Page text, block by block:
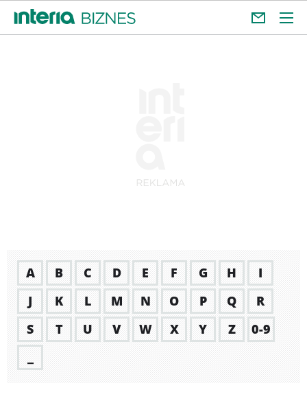
A B C D E F G H
I
J
K L M N O P Q
R
S
T U V W X Y Z
0-9